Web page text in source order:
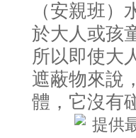
（安親班
於大人或孩
所以即使大
遮蔽物來說
體，它沒有